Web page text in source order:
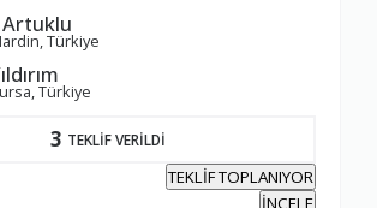
Türkiye
Türkiye
3 TEKLİF VERİLDİ
TEKLİF TOPLANIYOR
İNCELE
Ambalajlama Hizmeti
Firma ile İletişim